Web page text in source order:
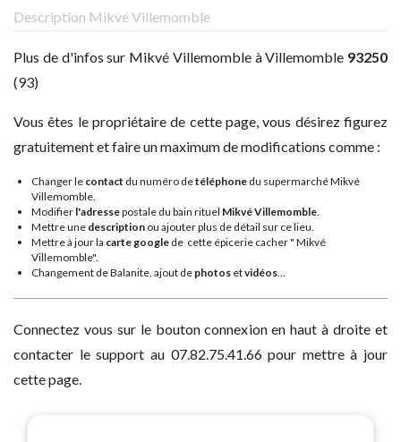
Description Mikvé Villemomble
Plus de d'infos sur Mikvé Villemomble à Villemomble 93250
(93)
Vous êtes le propriétaire de cette page, vous désirez figurez
gratuitement et faire un maximum de modifications comme :
Changer le contact du numéro detéléphone du supermarché Mikvé
Villemomble.
Modifier l'adressepostale du bain rituel Mikvé Villemomble.
Mettre une description ou ajouter plus de détail sur ce lieu.
Mettre à jour la carte google de cette épicerie cacher " Mikvé
Villemomble".
Changement de Balanite, ajout de photos etvidéos...
Connectez vous sur le bouton connexion en haut à droite et
contacter le support au 07.82.75.41.66 pour mettre à jour
cette page.